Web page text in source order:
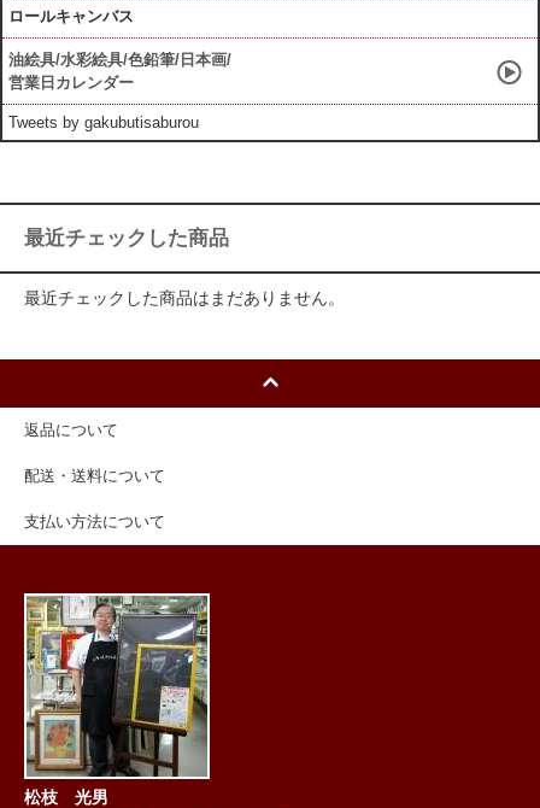
ロールキャンバス
油絵具/水彩絵具/色鉛筆/日本画/
営業日カレンダー
Tweets by gakubutisaburou
最近チェックした商品
最近チェックした商品はまだありません。
返品について
配送・送料について
支払い方法について
松枝 光男